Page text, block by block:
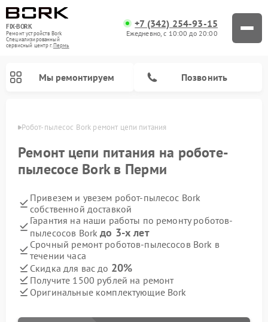
FIX-BORK
Ремонт устройств Bork
Специализированный
cервисный центр г.Пермь
+7 (342) 254-93-15
Ежедневно, с 10:00 до 20:00
Мы ремонтируем Позвонить
Робот-пылесос Bork ремонт цепи питания
Ремонт цепи питания на роботе-
пылесосе Bork в Перми
Привезем и увезем робот-пылесос Bork
собственной доставкой
Гарантия на наши работы по ремонту роботов-
пылесосов Borkдо 3-х лет
Срочный ремонт роботов-пылесосов Bork в
течении часа
Скидка для вас до 20%
Получите 1500 рублей на ремонт
Оригинальные комплектующие Bork